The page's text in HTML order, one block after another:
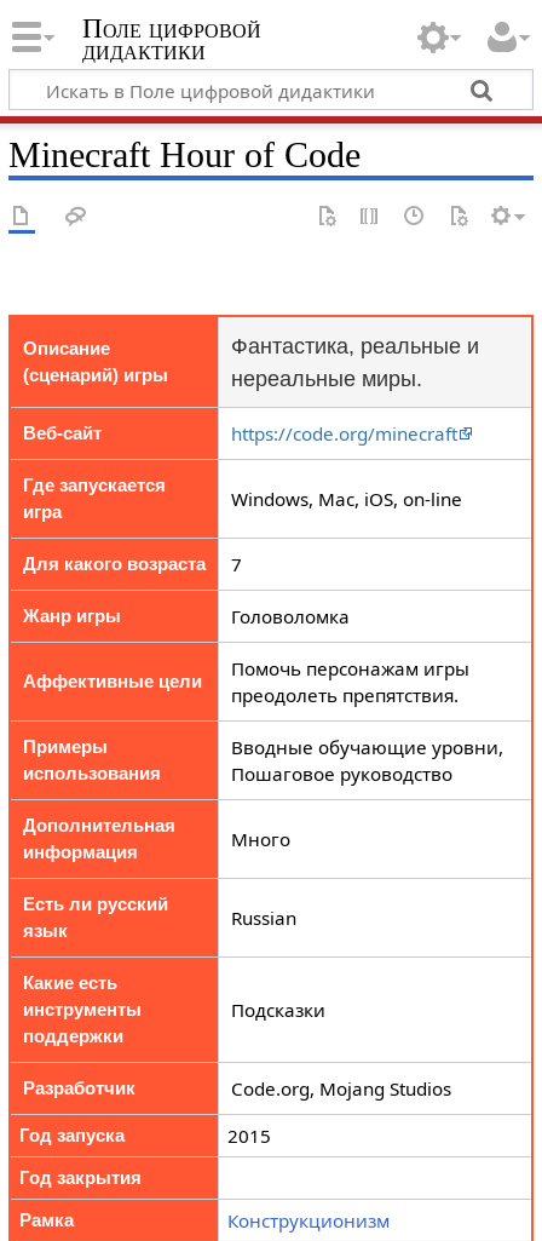
Поле цифровой
дидактики
Minecraft Hour of Code
Описание
(сценарий) игры
Фантастика, реальные и
нереальные миры.
Веб-сайт https://code.org/minecraft
Где запускается
игра
Windows, Mac, iOS, on-line
Для какого возраста 7
Жанр игры Головоломка
Аффективные цели
Помочь персонажам игры
преодолеть препятствия.
Примеры
использования
Вводные обучающие уровни,
Пошаговое руководство
Дополнительная
информация
Много
Есть ли русский
язык
Russian
Какие есть
инструменты
поддержки
Подсказки
Разработчик Code.org, Mojang Studios
Год запуска 2015
Год закрытия
Рамка Конструкционизм